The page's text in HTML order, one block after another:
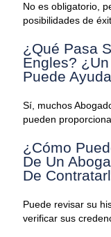
No es obligatorio,
posibilidades de
¿Qué Pasa
Engles?
Puede
Sí, muchos
pueden
¿Cómo
De Un
De
Puede revisar su
verificar sus